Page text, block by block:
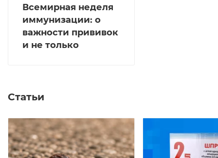
Всемирная неделя
иммунизации: о
важности прививок
и не только
Статьи